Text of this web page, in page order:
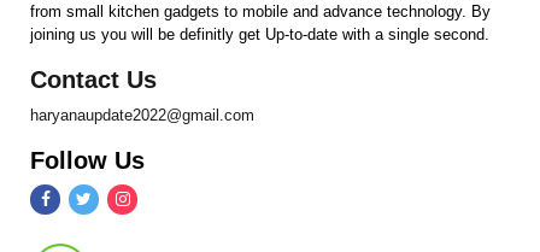
from small kitchen gadgets to mobile and advance technology. By
joining us you will be definitly get Up-to-date with a single second.
Contact Us
haryanaupdate2022@gmail.com
Follow Us